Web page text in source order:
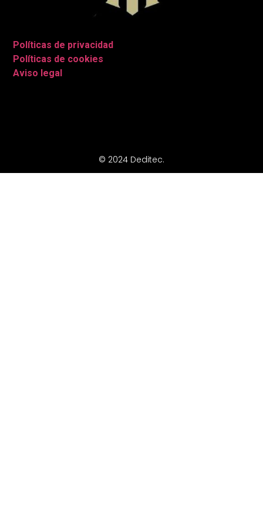
Políticas de privacidad
Políticas de cookies
Aviso legal
© 2024 Deditec.